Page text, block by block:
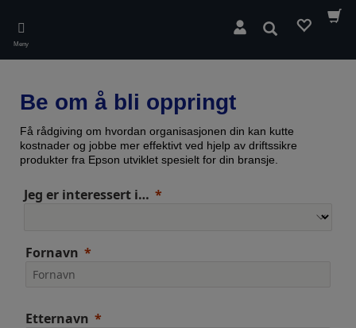
main
content
Meny
Søk
Be om å bli oppringt
Få rådgiving om hvordan organisasjonen din kan kutte
kostnader og jobbe mer effektivt ved hjelp av driftssikre
produkter fra Epson utviklet spesielt for din bransje.
Jeg er interessert i…
Fornavn
Etternavn